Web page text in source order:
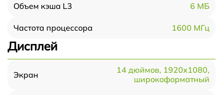
Объем кэша L3 6 МБ
Частота процессора 1600 МГц
Дисплей
Экран
14 дюймов, 1920x1080,
широкоформатный